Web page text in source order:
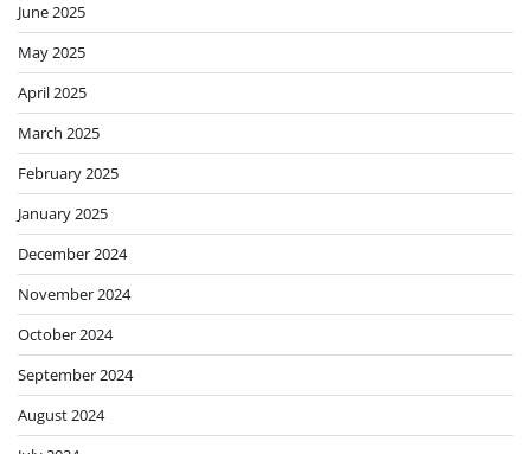
June 2025
May 2025
April 2025
March 2025
February 2025
January 2025
December 2024
November 2024
October 2024
September 2024
August 2024